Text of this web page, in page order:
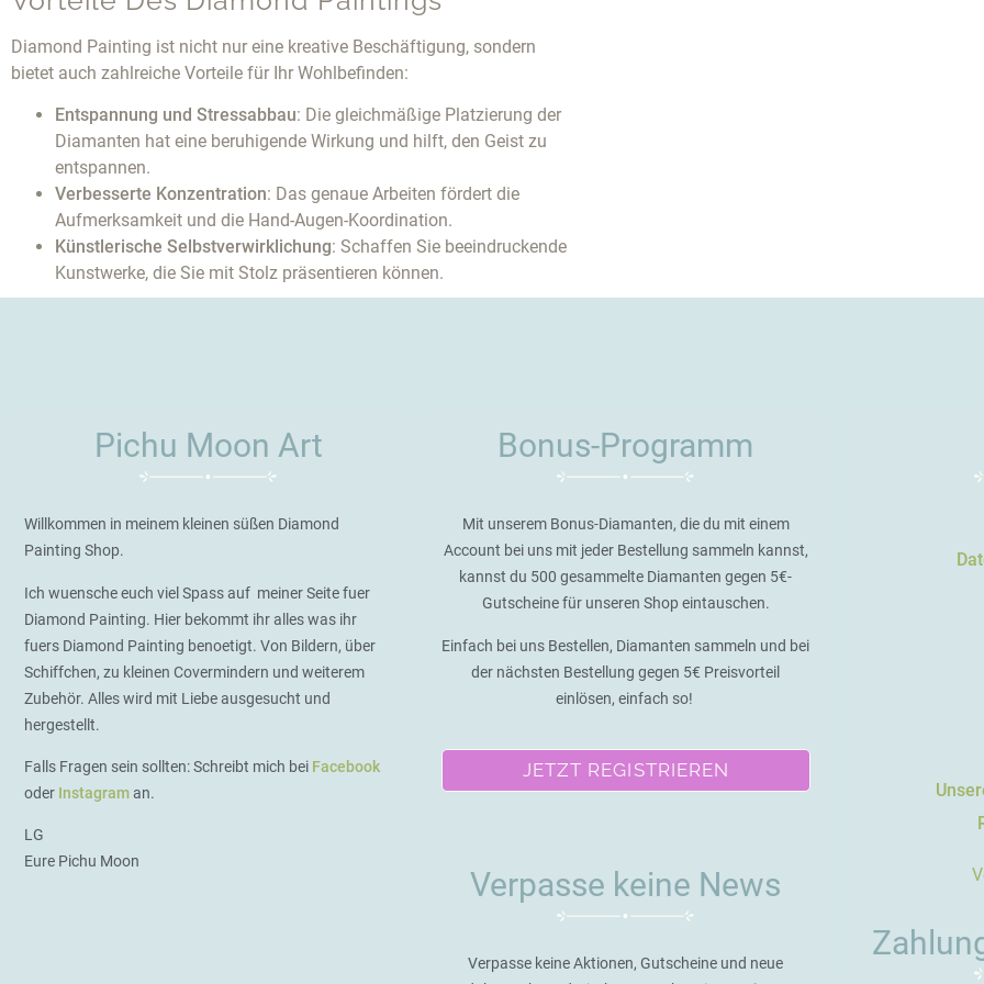
Diamond Painting ist nicht nur eine kreative Beschäftigung, sondern
bietet auch zahlreiche Vorteile für Ihr Wohlbefinden:
Entspannung und Stressabbau: Die gleichmäßige Platzierung der
Diamanten hat eine beruhigende Wirkung und hilft, den Geist zu
entspannen.
Verbesserte Konzentration: Das genaue Arbeiten fördert die
Aufmerksamkeit und die Hand-Augen-Koordination.
Künstlerische Selbstverwirklichung: Schaffen Sie beeindruckende
Kunstwerke, die Sie mit Stolz präsentieren können.
Pichu Moon Art
Willkommen in meinem kleinen süßen Diamond
Painting Shop.
Ich wuensche euch viel Spass auf meiner Seite fuer
Diamond Painting. Hier bekommt ihr alles was ihr
fuers Diamond Painting benoetigt. Von Bildern, über
Schiffchen, zu kleinen Covermindern und weiterem
Zubehör. Alles wird mit Liebe ausgesucht und
hergestellt.
Falls Fragen sein sollten: Schreibt mich bei Facebook
oder Instagraman.
LG
Eure Pichu Moon
Bonus-Programm
Mit unserem Bonus-Diamanten, die du mit einem
Account bei uns mit jeder Bestellung sammeln kannst,
kannst du 500 gesammelte Diamanten gegen 5€-
Gutscheine für unseren Shop eintauschen.
Einfach bei uns Bestellen, Diamanten sammeln und bei
der nächsten Bestellung gegen 5€ Preisvorteil
einlösen, einfach so!
JETZT REGISTRIEREN
Verpasse keine News
Verpasse keine Aktionen, Gutscheine und neue